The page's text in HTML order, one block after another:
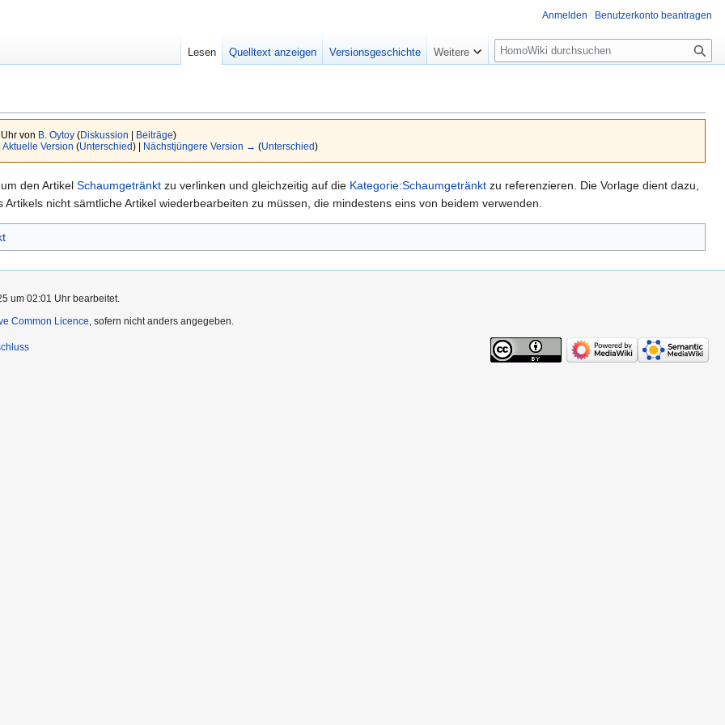
von B. Oytoy (Diskussion Beiträge)
Aktuelle Version (Unterschied) | Nächstjüngere Version → (Unterschied)
den Artikel Schaumgetränkt zu verlinken und gleichzeitig auf die Kategorie:Schaumgetränkt zu referenzieren. Die Vorlage dient dazu,
nicht sämtliche Artikel wiederbearbeiten zu müssen, die mindestens eins von beidem verwenden.
Anmelden Benutzerkonto beantragen
Lesen Quelltext anzeigen Versionsgeschichte Weitere
Suche
um 02:01 Uhr bearbeitet.
Common Licence , sofern nicht anders angegeben.